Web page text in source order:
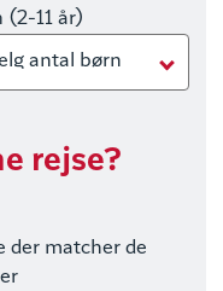
(2-11 år)
antal børn
rejse?
der matcher de